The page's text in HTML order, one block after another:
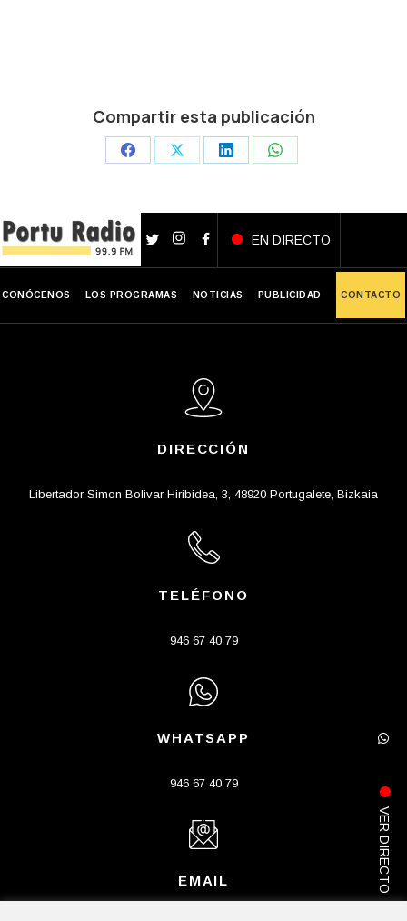
Compartir esta publicación
Share
Facebook
Share
X
Share
LinkedIn
Share
WhatsApp
EN DIRECTO
CONÓCENOS LOS PROGRAMAS NOTICIAS PUBLICIDAD CONTACTO
DIRECCIÓN
Libertador Simon Bolivar Hiribidea, 3, 48920 Portugalete, Bizkaia
TELÉFONO
946 67 40 79
WHATSAPP
946 67 40 79
EMAIL VER DIRECTO